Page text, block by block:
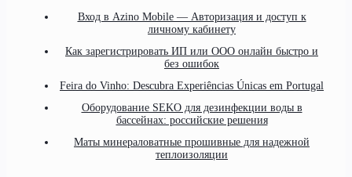
Вход в Azino Mobile — Авторизация и доступ к
личному кабинету
Как зарегистрировать ИП или ООО онлайн быстро и
без ошибок
Feira do Vinho: Descubra Experiências Únicas em Portugal
Оборудование SEKO для дезинфекции воды в
бассейнах: российские решения
Маты минераловатные прошивные для надежной
теплоизоляции